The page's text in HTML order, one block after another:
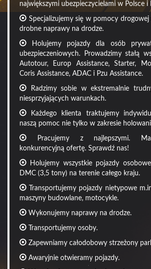
największymi ubezpieczycielami w Polsce i
Specjalizujemy się w pomocy
drobne naprawy na drodze.
Holujemy pojazdy dla osób
ubezpieczeniowych. Prowadzimy stałą
Autotour, Europ Assistance, Starter,
Coris Assistance, ADAC i Pzu Assistance.
Radzimy sobie w ekstremalnie
niesprzyjających warunkach.
Każdego klienta traktujemy
naszą pomoc nie tylko w zakresie
Pracujemy z najlepszymi.
konkurencyjną ofertę. Sprawdź nas!
Holujemy wszystkie pojazdy
DMC (3,5 tony) na terenie całego kraju.
Transportujemy pojazdy nietypowe
maszyny budowlane, motocykle.
Wykonujemy naprawy na drodze.
Transportujemy osoby.
Zapewniamy całodobowy strzeżony
Awaryjnie otwieramy pojazdy.